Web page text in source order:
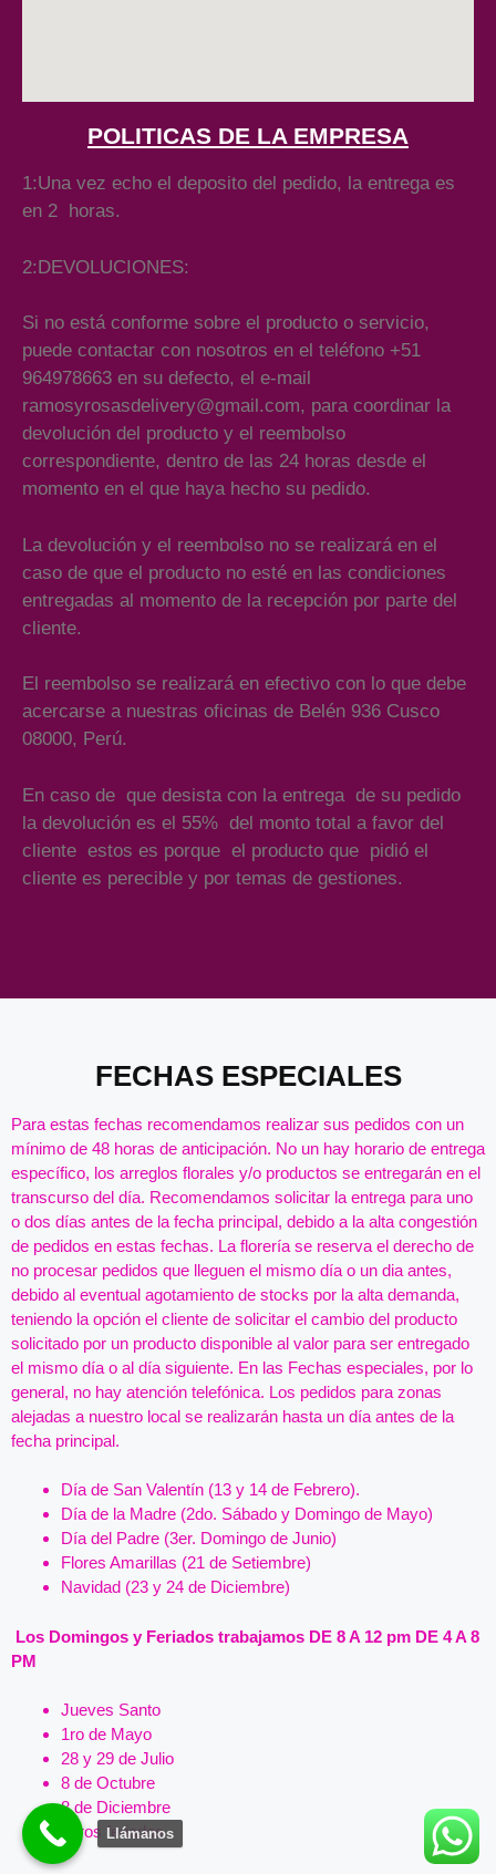
POLITICAS DE LA EMPRESA
1:Una vez echo el deposito del pedido, la entrega es
en 2 horas.
2:DEVOLUCIONES:
Si no está conforme sobre el producto o servicio,
puede contactar con nosotros en el teléfono +51
964978663 en su defecto, el e-mail
ramosyrosasdelivery@gmail.com, para coordinar la
devolución del producto y el reembolso
correspondiente, dentro de las 24 horas desde el
momento en el que haya hecho su pedido.
La devolución y el reembolso no se realizará en el
caso de que el producto no esté en las condiciones
entregadas al momento de la recepción por parte del
cliente.
El reembolso se realizará en efectivo con lo que debe
acercarse a nuestras oficinas de Belén 936 Cusco
08000, Perú.
En caso de que desista con la entrega de su pedido
la devolución es el 55% del monto total a favor del
cliente estos es porque el producto que pidió el
cliente es perecible y por temas de gestiones.
FECHAS ESPECIALES
Para estas fechas recomendamos realizar sus pedidos con un
mínimo de 48 horas de anticipación. No un hay horario de entrega
específico, los arreglos florales y/o productos se entregarán en el
transcurso del día. Recomendamos solicitar la entrega para uno
o dos días antes de la fecha principal, debido a la alta congestión
de pedidos en estas fechas. La florería se reserva el derecho de
no procesar pedidos que lleguen el mismo día o un dia antes,
debido al eventual agotamiento de stocks por la alta demanda,
teniendo la opción el cliente de solicitar el cambio del producto
solicitado por un producto disponible al valor para ser entregado
el mismo día o al día siguiente. En las Fechas especiales, por lo
general, no hay atención telefónica. Los pedidos para zonas
alejadas a nuestro local se realizarán hasta un día antes de la
fecha principal.
Día de San Valentín (13 y 14 de Febrero).
Día de la Madre (2do. Sábado y Domingo de Mayo)
Día del Padre (3er. Domingo de Junio)
Flores Amarillas (21 de Setiembre)
Navidad (23 y 24 de Diciembre)
Los Domingos y Feriados trabajamos DE 8 A 12 pm DE 4 A 8
PM
Jueves Santo
1ro de Mayo
28 y 29 de Julio
8 de Octubre
8 de Diciembre
Otros feriados
Llámanos